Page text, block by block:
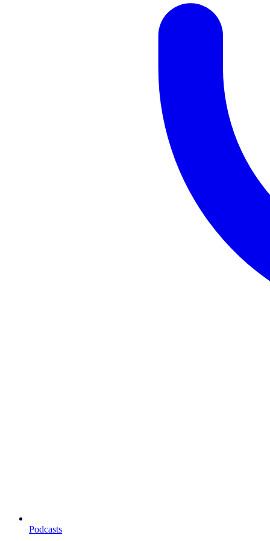
Podcasts